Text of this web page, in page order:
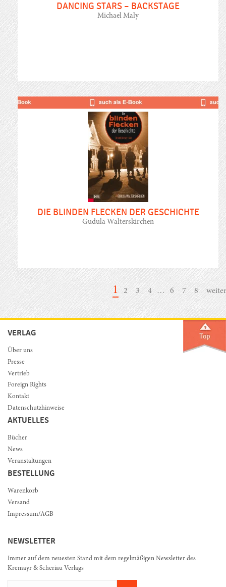
DANCING STARS – BACKSTAGE
Michael Maly
DIE BLINDEN FLECKEN DER GESCHICHTE
Gudula Walterskirchen
1 2 3 4 … 6 7 8
VERLAG
Über uns
Presse
Vertrieb
Foreign Rights
Kontakt
Datenschutzhinweise
AKTUELLES
Bücher
News
Veranstaltungen
BESTELLUNG
Warenkorb
Versand
Impressum/AGB
NEWSLETTER
Immer auf dem neuesten Stand mit dem regelmäßigen Newsletter des
Kremayr & Scheriau Verlags